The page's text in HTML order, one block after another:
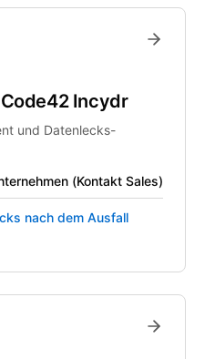
Code42 Incydr
und Datenlecks-
(Kontakt Sales)
nach dem Ausfall